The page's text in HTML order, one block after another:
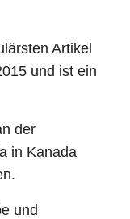
Artikel
und ist ein
der
in Kanada
und